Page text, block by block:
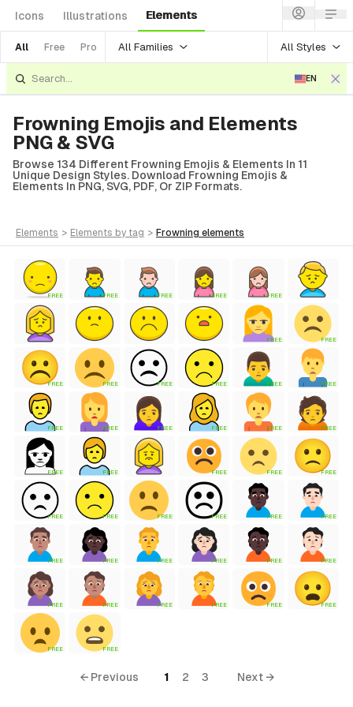
Icons Illustrations Elements
All Free Pro All Families All Styles
EN
Frowning Emojis and Elements
PNG & SVG
Browse 134 Different Frowning Emojis & Elements In 11
Unique Design Styles. Download Frowning Emojis &
Elements In PNG, SVG, PDF, Or ZIP Formats.
elements > elements by tag > frowning elements
FREE FREE FREE FREE FREE
FREE FREE
FREE FREE FREE FREE FREE FREE
FREE FREE FREE FREE FREE FREE
FREE FREE FREE FREE FREE
FREE FREE FREE FREE FREE FREE
FREE FREE FREE FREE FREE FREE
FREE FREE FREE FREE FREE FREE
FREE FREE
← Previous 1 2 3 Next →